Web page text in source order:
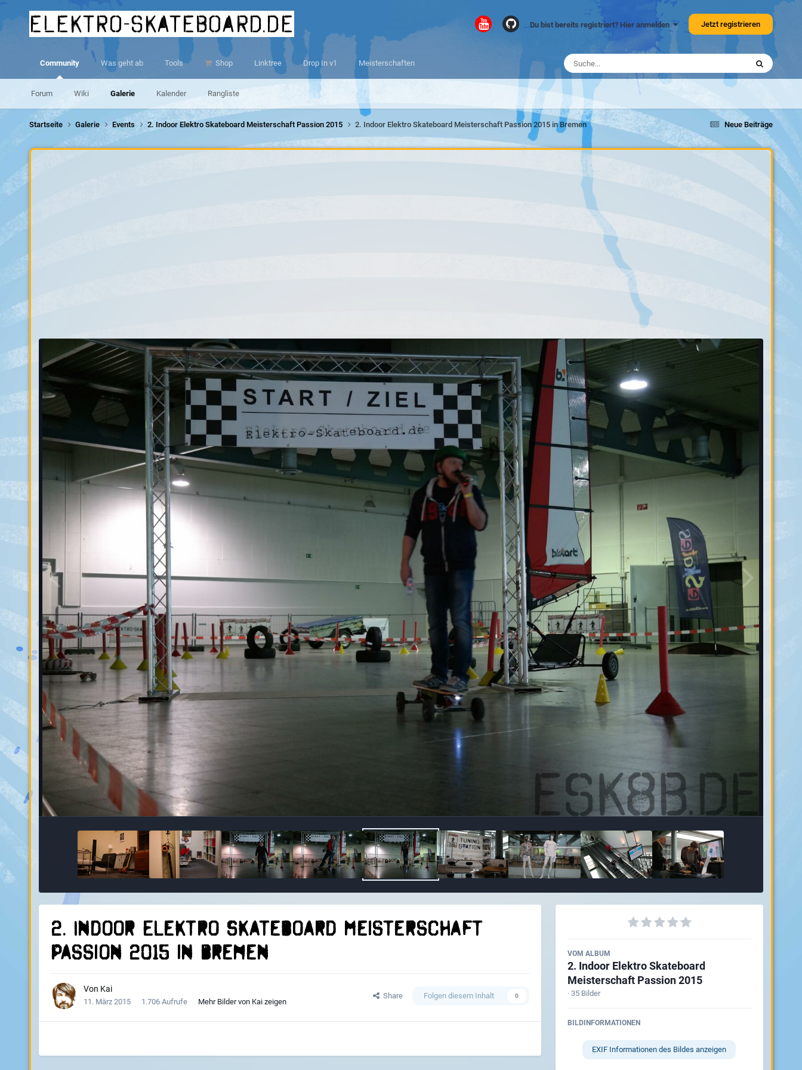
elektro-skateboard.de Du bist bereits registriert? Hier anmelden Jetzt registrieren
Community
Forum Wiki Galerie Kalender Rangliste
Was geht ab Tools Shop Linktree Drop In v1 Meisterschaften
Neue Beiträge
Startseite Galerie Events 2. Indoor Elektro Skateboard Meisterschaft Passion 2015 2. Indoor Elektro Skateboard Meisterschaft Passion 2015 in Bremen
2. Indoor Elektro Skateboard Meisterschaft
Passion 2015 in Bremen
Von Kai
11. März 2015 1.706 Aufrufe Mehr Bilder von Kai zeigen
Share Folgen diesem Inhalt 0
VOM ALBUM
2. Indoor Elektro Skateboard
Meisterschaft Passion 2015
· 35 Bilder
BILDINFORMATIONEN
EXIF Informationen des Bildes anzeigen